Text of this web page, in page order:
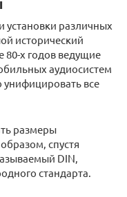
установки различных
исторический
80-х годов ведущие
аудиосистем
все
размеры
спустя
DIN,
стандарта.